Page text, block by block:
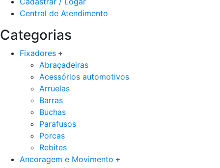
Central de Atendimento
Categorias
Fixadores
Abraçadeiras
Acessórios automotivos
Arruelas
Barras
Buchas
Parafusos
Porcas
Rebites
Ancoragem e Movimento